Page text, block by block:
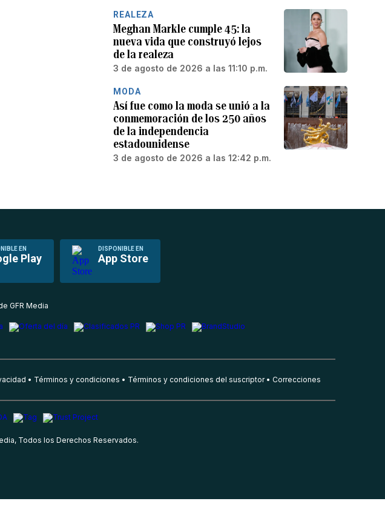
REALEZA
Meghan Markle cumple 45: la
nueva vida que construyó lejos
de la realeza
3 de agosto de 2026 a las 11:10 p.m.
MODA
Así fue como la moda se unió a la
conmemoración de los 250 años
de la independencia
estadounidense
3 de agosto de 2026 a las 12:42 p.m.
EN
Play
DISPONIBLE EN
App Store
GFR Media
Términos y condiciones Términos y condiciones del suscriptor Correcciones
Todos los Derechos Reservados.